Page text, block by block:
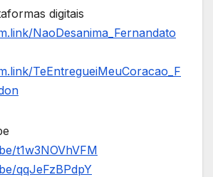
digitais
NaoDesanima_Fernandato
TeEntregueiMeuCoracao_F
t1w3NOVhVFM
qqJeFzBPdpY